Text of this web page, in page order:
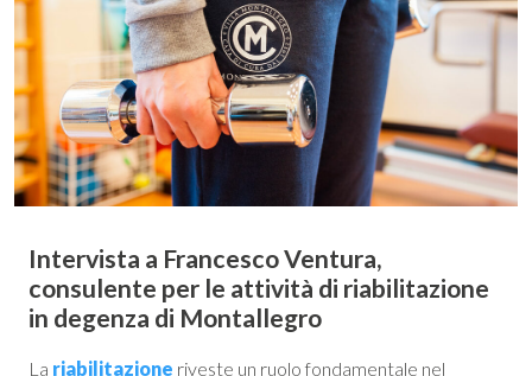
Intervista a Francesco Ventura,
consulente per le attività di riabilitazione
in degenza di Montallegro
La riabilitazione riveste un ruolo fondamentale nel